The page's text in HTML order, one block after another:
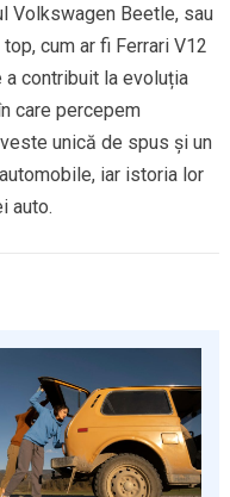
Volkswagen Beetle, sau
cum ar fi Ferrari V12
contribuit la evoluția
care percepem
unică de spus și un
iar istoria lor
auto.